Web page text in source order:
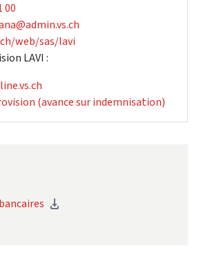
00
web/sas/lavi
LAVI :
(avance sur indemnisation)